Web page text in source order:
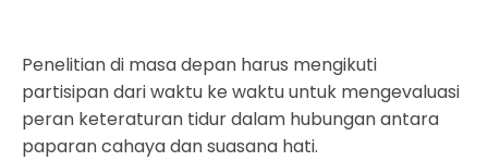
Penelitian di masa depan harus mengikuti
partisipan dari waktu ke waktu untuk mengevaluasi
peran keteraturan tidur dalam hubungan antara
paparan cahaya dan suasana hati.